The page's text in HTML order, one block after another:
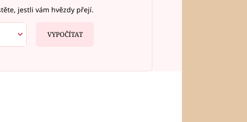
jestli vám hvězdy přejí.
VYPOČÍTAT